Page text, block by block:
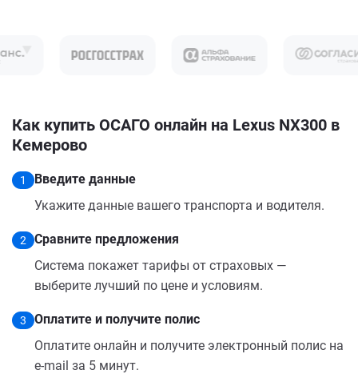
Как купить ОСАГО онлайн на Lexus NX300 в
Кемерово
1
Введите данные
Укажите данные вашего транспорта и водителя.
2
Сравните предложения
Система покажет тарифы от страховых —
выберите лучший по цене и условиям.
3
Оплатите и получите полис
Оплатите онлайн и получите электронный полис на
e-mail за 5 минут.